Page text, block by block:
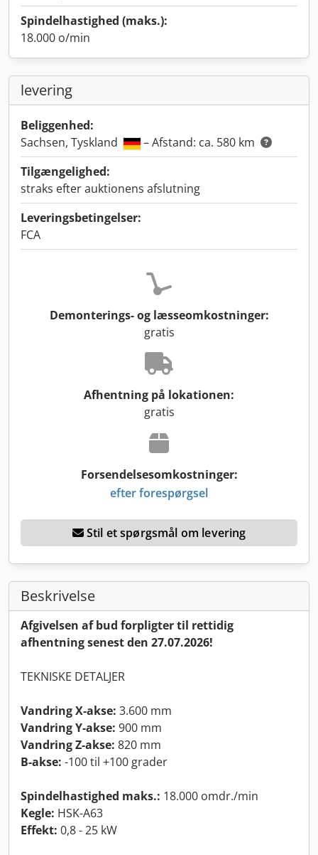
Spindelhastighed (maks.):
18.000 o/min
levering
Beliggenhed:
Sachsen, Tyskland
– Afstand: ca. 580 km
Tilgængelighed:
straks efter auktionens afslutning
Leveringsbetingelser:
FCA
Demonterings- og læsseomkostninger:
gratis
Afhentning på lokationen:
gratis
Forsendelsesomkostninger:
efter forespørgsel
Stil et spørgsmål om levering
Beskrivelse
Afgivelsen af bud forpligter til rettidig
afhentning senest den 27.07.2026!
TEKNISKE DETALJER
Vandring X-akse: 3.600 mm
Vandring Y-akse: 900 mm
Vandring Z-akse: 820 mm
B-akse: -100 til +100 grader
Spindelhastighed maks.: 18.000 omdr./min
Kegle: HSK-A63
Effekt: 0,8 - 25 kW